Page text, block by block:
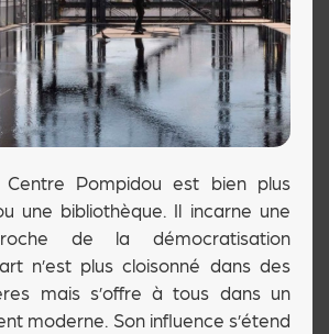
Centre Pompidou est bien plus
une bibliothèque. Il incarne une
de la démocratisation
n’est plus cloisonné dans des
mais s’offre à tous dans un
moderne. Son influence s’étend